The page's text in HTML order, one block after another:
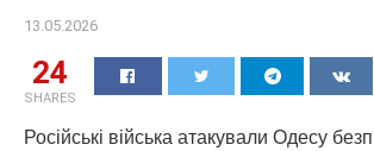
13.05.2026
24
SHARES
Російські війська атакували Одесу